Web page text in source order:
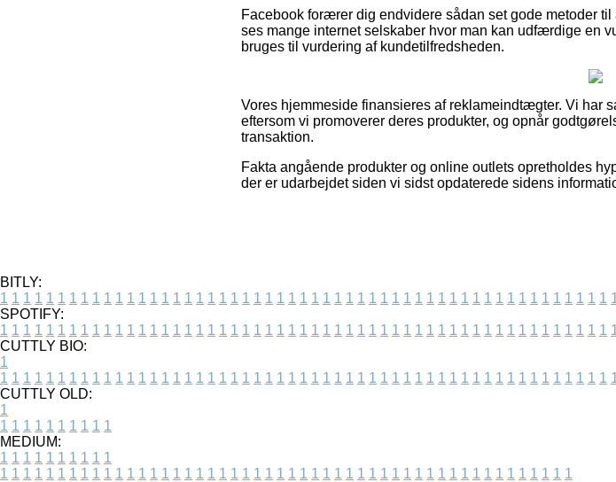
Facebook forærer dig endvidere sådan set gode metoder
ses mange internet selskaber hvor man kan udfærdige en
bruges til vurdering af kundetilfredsheden.
Vores hjemmeside finansieres af reklameindtægter. Vi har
eftersom vi promoverer deres produkter, og opnår
transaktion.
Fakta angående produkter og online outlets opretholdes
der er udarbejdet siden vi sidst opdaterede sidens
BITLY:
1 1 1 1 1 1 1 1 1 1 1 1 1 1 1 1 1 1 1 1 1 1 1 1 1 1 1 1 1 1 1 1 1 1 1 1 1 1 1 1 1 1 1 1 1 1 1 1 1 1 1 1 1
SPOTIFY:
1 1 1 1 1 1 1 1 1 1 1 1 1 1 1 1 1 1 1 1 1 1 1 1 1 1 1 1 1 1 1 1 1 1 1 1 1 1 1 1 1 1 1 1 1 1 1 1 1 1 1 1 1
CUTTLY BIO:
1
1 1 1 1 1 1 1 1 1 1 1 1 1 1 1 1 1 1 1 1 1 1 1 1 1 1 1 1 1 1 1 1 1 1 1 1 1 1 1 1 1 1 1 1 1 1 1 1 1 1 1 1 1
CUTTLY OLD:
1
1 1 1 1 1 1 1 1 1 1
MEDIUM:
1 1 1 1 1 1 1 1 1 1
1 1 1 1 1 1 1 1 1 1 1 1 1 1 1 1 1 1 1 1 1 1 1 1 1 1 1 1 1 1 1 1 1 1 1 1 1 1 1 1 1 1 1 1 1 1 1 1 1 1